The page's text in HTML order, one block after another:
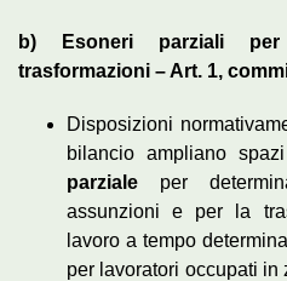
b) Esoneri parziali
trasformazioni – Art. 1,
Disposizioni
bilancio ampliano
parziale per
assunzioni e per la
lavoro a tempo
per lavoratori occupati